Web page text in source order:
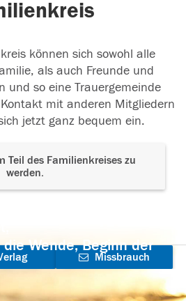
können sich sowohl alle
als auch Freunde und
und so eine Trauergemeinde
mit anderen Mitgliedern
jetzt ganz bequem ein.
Teil des Familienkreises zu
werden.
Wende, Beginn der
Missbrauch